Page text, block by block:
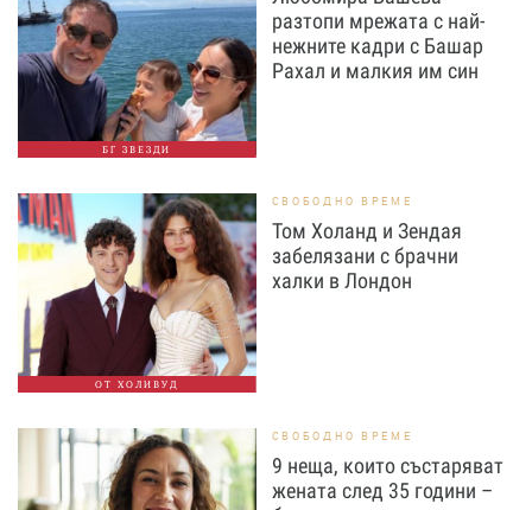
БГ ЗВЕЗДИ
разтопи мрежата с най-
нежните кадри с Башар
Рахал и малкия им син
ОТ ХОЛИВУД
СВОБОДНО ВРЕМЕ
Том Холанд и Зендая
забелязани с брачни
халки в Лондон
СВОБОДНО ВРЕМЕ
9 неща, които състаряват
жената след 35 години –